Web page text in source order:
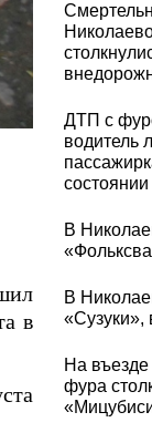
В
в
ДТП с
водитель
состоянии
В
В
«Сузуки»,
На
фура